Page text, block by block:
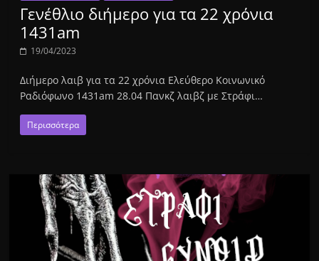
Γενέθλιο διήμερο για τα 22 χρόνια
1431am
19/04/2023
Διήμερο λαιβ για τα 22 χρόνια Ελεύθερο Κοινωνικό
Ραδιόφωνο 1431am 28.04 Πανκζ λαιβζ με Στράφι…
Περισσότερα